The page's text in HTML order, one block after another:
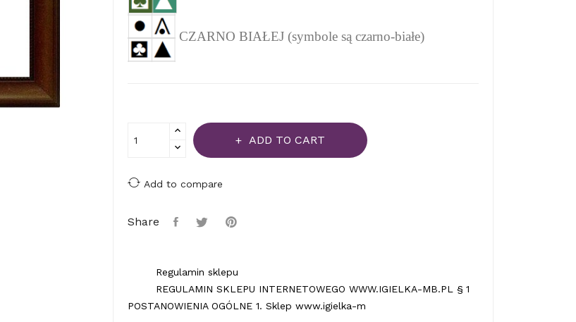
CZARNO BIAŁEJ (symbole są czarno-białe)
ADD TO CART
Add to compare
Share
Regulamin sklepu
REGULAMIN SKLEPU INTERNETOWEGO WWW.IGIELKA-MB.PL § 1
POSTANOWIENIA OGÓLNE 1. Sklep www.igielka-m